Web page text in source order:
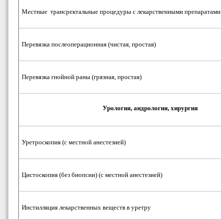
Местные трансректальные процедуры с лекарственными
Перевязка послеоперационная (чистая, простая)
Перевязка гнойной раны (грязная, простая)
Урология, андрология, хирургия
Уретроскопия (с местной анестезией)
Цистоскопия (без биопсии) (с местной анестезией)
Инстилляция лекарственных веществ в уретру